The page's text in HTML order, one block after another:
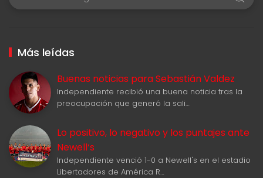
Más leídas
Buenas noticias para Sebastián Valdez
Independiente recibió una buena noticia tras la
preocupación que generó la sali…
Lo positivo, lo negativo y los puntajes ante
Newell‘s
Independiente venció 1-0 a Newell's en el estadio
Libertadores de América R…